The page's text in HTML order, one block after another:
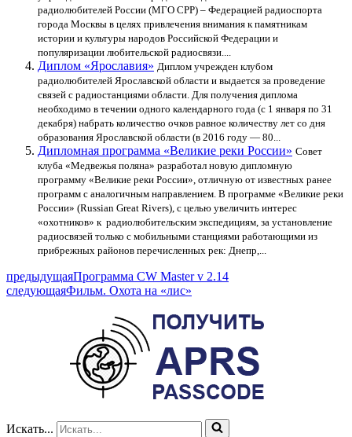
радиолюбителей России (МГО СРР) – Федерацией радиоспорта
города Москвы в целях привлечения внимания к памятникам
истории и культуры народов Российской Федерации и
популяризации любительской радиосвязи....
Диплом «Ярославия» Диплом учрежден клубом
радиолюбителей Ярославской области и выдается за проведение
связей с радиостанциями области. Для получения диплома
необходимо в течении одного календарного года (с 1 января по 31
декабря) набрать количество очков равное количеству лет со дня
образования Ярославской области (в 2016 году — 80...
Дипломная программа «Великие реки России» Совет
клуба «Медвежья поляна» разработал новую дипломную
программу «Великие реки России», отличную от известных ранее
программ с аналогичным направлением. В программе «Великие реки
России» (Russian Great Rivers), c целью увеличить интерес
«охотников» к радиолюбительским экспедициям, за установление
радиосвязей только с мобильными станциями работающими из
прибрежных районов перечисленных рек: Днепр,...
предыдущаяПрограмма CW Master v 2.14
следующаяФильм. Охота на «лис»
Искать...